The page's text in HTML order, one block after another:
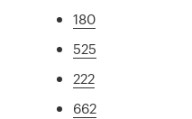
180
525
222
662